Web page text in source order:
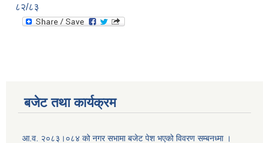
८२/८३
बजेट तथा कार्यक्रम
आ.व. २०८३।०८४ को नगर सभामा बजेट पेश भएको विवरण सम्बनध्मा ।